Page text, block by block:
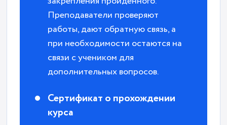
Преподаватели проверяют
работы, дают обратную связь, а
при необходимости остаются на
связи с учеником для
дополнительных вопросов.
Сертификат о прохождении
курса